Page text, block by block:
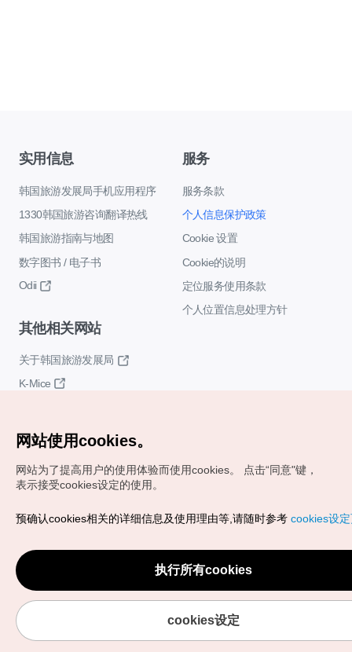
实用信息
韩国旅游发展局手机应用程序
1330韩国旅游咨询翻译热线
韩国旅游指南与地图
数字图书 / 电子书
Odii
服务
服务条款
个人信息保护政策
Cookie 设置
Cookie的说明
定位服务使用条款
个人位置信息处理方针
其他相关网站
关于韩国旅游发展局
K-Mice
Copyrights (c) 韩国旅游发展局版权所有
VISITKOREA官方邮箱
chnsim@knto.or.kr
网站使用cookies。
网站为了提高用户的使用体验而使用cookies。
点击“同意"键，
表示接受cookies设定的使用。
预确认cookies相关的详细信息及使用理由等,请随时参考 cookies设
执行所有cookies
cookies设定